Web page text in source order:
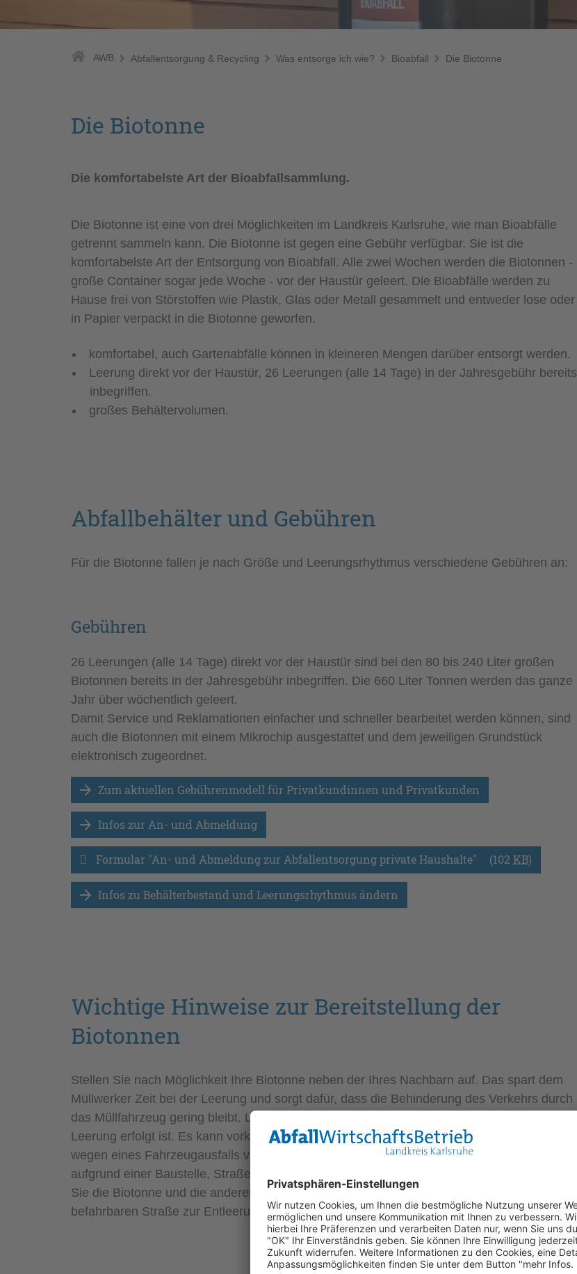
AWB Abfallentsorgung & Recycling Was entsorge ich wie? Bioabfall Die Biotonne
Die Biotonne
Die komfortabelste Art der Bioabfallsammlung.
Die Biotonne ist eine von drei Möglichkeiten im Landkreis Karlsruhe, wie man Bioabfälle
getrennt sammeln kann. Die Biotonne ist gegen eine Gebühr verfügbar. Sie ist die
komfortabelste Art der Entsorgung von Bioabfall. Alle zwei Wochen werden die Biotonnen -
große Container sogar jede Woche - vor der Haustür geleert. Die Bioabfälle werden zu
Hause frei von Störstoffen wie Plastik, Glas oder Metall gesammelt und entweder lose oder
in Papier verpackt in die Biotonne geworfen.
komfortabel, auch Gartenabfälle können in kleineren Mengen darüber entsorgt werden.
Leerung direkt vor der Haustür, 26 Leerungen (alle 14 Tage) in der Jahresgebühr bereits
inbegriffen.
großes Behältervolumen.
Abfallbehälter und Gebühren
Für die Biotonne fallen je nach Größe und Leerungsrhythmus verschiedene Gebühren an:
Gebühren
26 Leerungen (alle 14 Tage) direkt vor der Haustür sind bei den 80 bis 240 Liter großen
Biotonnen bereits in der Jahresgebühr inbegriffen. Die 660 Liter Tonnen werden das ganze
Jahr über wöchentlich geleert.
Damit Service und Reklamationen einfacher und schneller bearbeitet werden können, sind
auch die Biotonnen mit einem Mikrochip ausgestattet und dem jeweiligen Grundstück
elektronisch zugeordnet.
Zum aktuellen Gebührenmodell für Privatkundinnen und Privatkunden
Infos zur An- und Abmeldung
Formular "An- und Abmeldung zur Abfallentsorgung private Haushalte" (102 KB)
Infos zu Behälterbestand und Leerungsrhythmus ändern
Wichtige Hinweise zur Bereitstellung der
Biotonnen
Stellen Sie nach Möglichkeit Ihre Biotonne neben der Ihres Nachbarn auf. Das spart dem
Müllwerker Zeit bei der Leerung und sorgt dafür, dass die Behinderung des Verkehrs durch
das Müllfahrzeug gering bleibt. Lassen Sie Ihre Biotonne bitte so lange stehen, bis die
Leerung erfolgt ist. Es kann vorkommen, dass sich eine Tour z. B. witterungsbedingt oder
wegen eines Fahrzeugausfalls verspätet. Ist ein Standplatz an der Straße vor Ihrem Haus
aufgrund einer Baustelle, Straßensperrung oder witterungsbedingt nicht anfahrbar, stellen
Sie die Biotonne und die anderen Behälter bitte an der nächsten, für die Müllfahrzeuge
befahrbaren Straße zur Entleerung bereit.